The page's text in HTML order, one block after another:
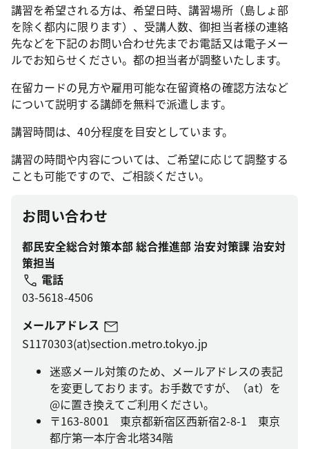
講習を希望される方は、希望日時、講習場所（島しょ部
を除く都内に限ります）、受講人数、御担当者様の連絡
先などを下記のお問い合わせ先までお電話又は電子メー
ルでお知らせください。都の担当者が調整いたします。
在留カードの見方や雇用可能な在留資格の確認方法など
について説明する講師を無料で派遣します。
講習時間は、40分程度を目安としています。
講習の時間や内容については、ご希望に応じて調整する
ことも可能ですので、ご相談ください。
お問い合わせ
都民安全総合対策本部 総合推進部 治安対策課 治安対
策担当
電話
03-5618-4506
メールアドレス
S1170303(at)section.metro.tokyo.jp
迷惑メール対策のため、メールアドレスの表記
を変更しております。お手数ですが、（at）を
@に置き換えてご利用ください。
〒163-8001 東京都新宿区西新宿2-8-1 東京
都庁第一本庁舎北塔34階